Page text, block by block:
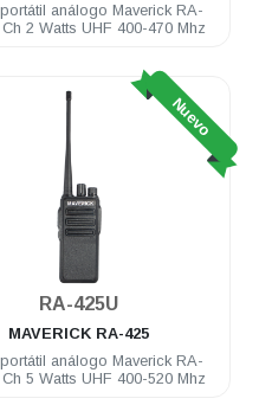
análogo Maverick RA-
2 Watts UHF 400-470 Mhz
Nuevo
RA-425U
MAVERICK RA-425
análogo Maverick RA-
5 Watts UHF 400-520 Mhz